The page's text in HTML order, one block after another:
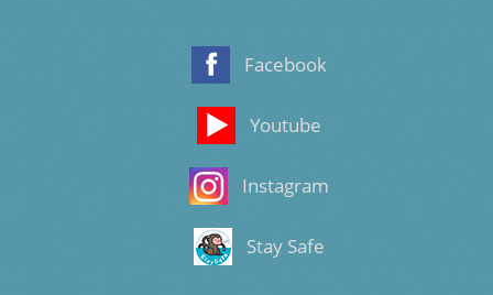
Facebook
Youtube
Instagram
Stay Safe